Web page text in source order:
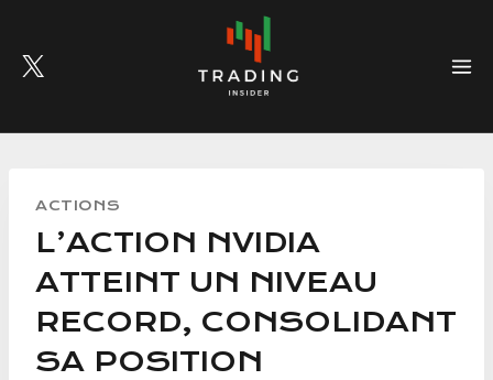
content
ACTIONS
L’ACTION NVIDIA
ATTEINT UN NIVEAU
RECORD, CONSOLIDANT
SA POSITION